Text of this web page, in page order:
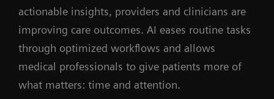
actionable insights, providers and clinicians are
improving care outcomes. AI eases routine tasks
through optimized workflows and allows
medical professionals to give patients more of
what matters: time and attention.